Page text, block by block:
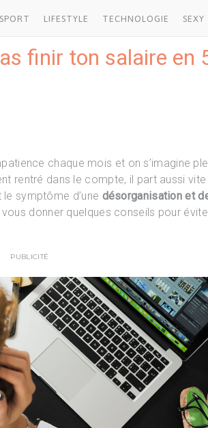
SPORT LIFESTYLE TECHNOLOGIE SEXY
finir ton salaire en
chaque mois et on s’imagine
rentré dans le compte, il part aussi vite
symptôme d’une désorganisation et
donner quelques conseils pour
PUBLICITÉ